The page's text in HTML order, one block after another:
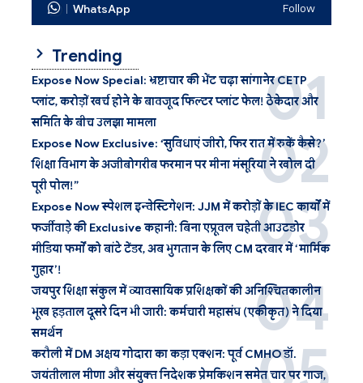
WhatsApp Follow
Trending
Expose Now Special: भ्रष्टाचार की भेंट चढ़ा सांगानेर CETP
प्लांट, करोड़ों खर्च होने के बावजूद फिल्टर प्लांट फेल! ठेकेदार और
समिति के बीच उलझा मामला
Expose Now Exclusive: ‘सुविधाएं जीरो, फिर रात में रुकें कैसे?’
शिक्षा विभाग के अजीबोगरीब फरमान पर मीना मंसूरिया ने खोल दी
पूरी पोल!”
Expose Now स्पेशल इन्वेस्टिगेशन: JJM में करोड़ों के IEC कार्यों में
फर्जीवाड़े की Exclusive कहानी: बिना एप्रूवल चहेती आउटडोर
मीडिया फर्मों को बांटे टेंडर, अब भुगतान के लिए CM दरबार में ‘मार्मिक
गुहार’!
जयपुर शिक्षा संकुल में व्यावसायिक प्रशिक्षकों की अनिश्चितकालीन
भूख हड़ताल दूसरे दिन भी जारी: कर्मचारी महासंघ (एकीकृत) ने दिया
समर्थन
करौली में DM अक्षय गोदारा का कड़ा एक्शन: पूर्व CMHO डॉ.
जयंतीलाल मीणा और संयुक्त निदेशक प्रेमकिशन समेत चार पर गाज,